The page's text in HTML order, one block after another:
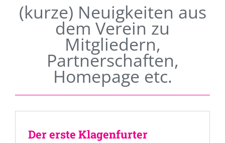
(kurze) Neuigkeiten aus
dem Verein zu
Mitgliedern,
Partnerschaften,
Homepage etc.
Der erste Klagenfurter